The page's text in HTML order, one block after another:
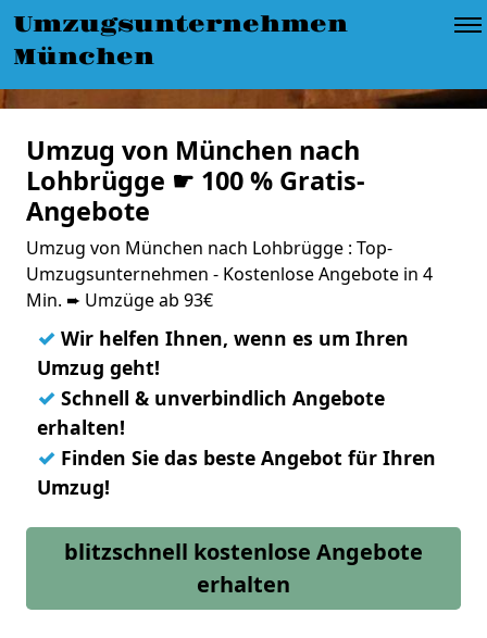
Umzugsunternehmen
München
Umzug von München nach
Lohbrügge ☛ 100 % Gratis-
Angebote
Umzug von München nach Lohbrügge : Top-
Umzugsunternehmen - Kostenlose Angebote in 4
Min. ➨ Umzüge ab 93€
✓ Wir helfen Ihnen, wenn es um Ihren
Umzug geht!
✓ Schnell & unverbindlich Angebote
erhalten!
✓ Finden Sie das beste Angebot für Ihren
Umzug!
blitzschnell kostenlose Angebote
erhalten